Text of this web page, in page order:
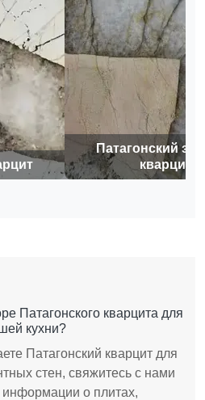
Патагонский
кварцит
Патагонского кварцита для
кухни?
Патагонский кварцит для
стен, свяжитесь с нами
информации о плитах,